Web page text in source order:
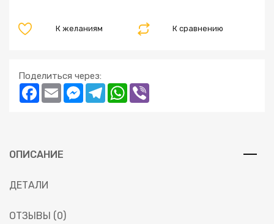
К сравнению
К желаниям
Поделиться через:
Facebook
Email Messenger
TelegramWhatsApp
ОПИСАНИЕ
ДЕТАЛИ
ОТЗЫВЫ (0)